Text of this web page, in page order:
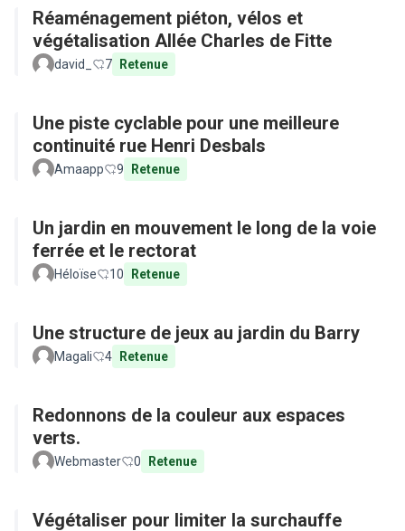
Réaménagement piéton, vélos et
végétalisation Allée Charles de Fitte
david_ 7 Retenue
Une piste cyclable pour une meilleure
continuité rue Henri Desbals
Amaapp 9 Retenue
Un jardin en mouvement le long de la voie
ferrée et le rectorat
Héloïse 10 Retenue
Une structure de jeux au jardin du Barry
Magali 4 Retenue
Redonnons de la couleur aux espaces
verts.
Webmaster 0 Retenue
Végétaliser pour limiter la surchauffe